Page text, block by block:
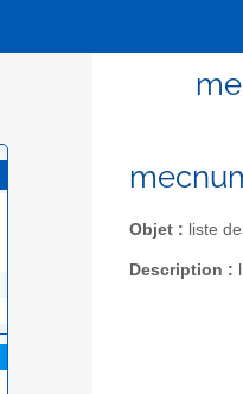
Objet : liste
Description :